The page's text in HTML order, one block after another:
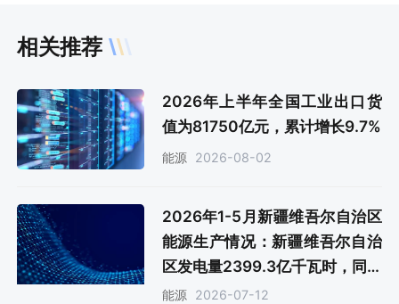
相关推荐
2026年上半年全国工业出口货
值为81750亿元，累计增长9.7%
能源 2026-08-02
2026年1-5月新疆维吾尔自治区
能源生产情况：新疆维吾尔自治
区发电量2399.3亿千瓦时，同比
增长8.1%
能源 2026-07-12